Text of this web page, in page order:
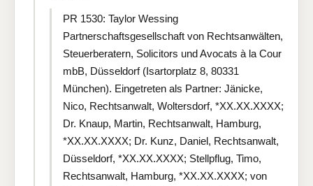
PR 1530: Taylor Wessing
Partnerschaftsgesellschaft von Rechtsanwälten,
Steuerberatern, Solicitors und Avocats à la Cour
mbB, Düsseldorf (Isartorplatz 8, 80331
München). Eingetreten als Partner: Jänicke,
Nico, Rechtsanwalt, Woltersdorf, *XX.XX.XXXX;
Dr. Knaup, Martin, Rechtsanwalt, Hamburg,
*XX.XX.XXXX; Dr. Kunz, Daniel, Rechtsanwalt,
Düsseldorf, *XX.XX.XXXX; Stellpflug, Timo,
Rechtsanwalt, Hamburg, *XX.XX.XXXX; von